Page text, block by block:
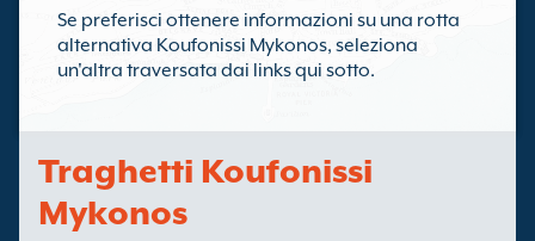
Se preferisci ottenere informazioni su una rotta
alternativa Koufonissi Mykonos, seleziona
un'altra traversata dai links qui sotto.
Traghetti Koufonissi
Mykonos